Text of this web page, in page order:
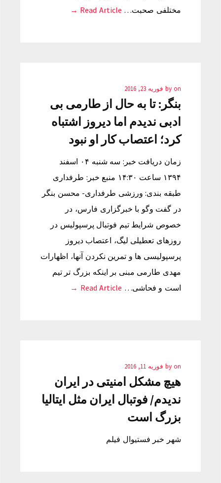
مختلفی صحبت… Read Article →
by on فوریه 23, 2016
بنگر: تا به حال از طارمی بی
ادبی ندیدم اما دیروز اشتباه
کرد؛ اعتصاب کار او نبود
زمان دریافت خبر: سه شنبه ۰۴ اسفند
۱۳۹۴ ساعت ۱۴:۳۰ منبع خبر: طرفداری
طبقه بندی: ورزشی طرفداری- محسن بنگر
در گفت وگو با خبرگزاری فارس، در
خصوص شرایط تیم فوتبال پرسپولیس در
روزهای تعطیلی لیگ، اعتصاب دیروز
پرسپولیسی ها و تمرین نکردن آنها، اظهارات
مهدی طارمی مبنی بر اینکه بزرگ تر تیم
است و فحاشی… Read Article →
by on فوریه 11, 2016
هیچ مشکل امنیتی در ایران
ندیدم/ فوتبال ایران مثل ایتالیا
بزرگ است
شهر خبر فستیوال فیلم